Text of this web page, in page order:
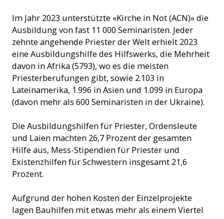
Im Jahr 2023 unterstützte «Kirche in Not (ACN)» die
Ausbildung von fast 11 000 Seminaristen. Jeder
zehnte angehende Priester der Welt erhielt 2023
eine Ausbildungshilfe des Hilfswerks, die Mehrheit
davon in Afrika (5793), wo es die meisten
Priesterberufungen gibt, sowie 2.103 in
Lateinamerika, 1.996 in Asien und 1.099 in Europa
(davon mehr als 600 Seminaristen in der Ukraine).
Die Ausbildungshilfen für Priester, Ordensleute
und Laien machten 26,7 Prozent der gesamten
Hilfe aus, Mess-Stipendien für Priester und
Existenzhilfen für Schwestern insgesamt 21,6
Prozent.
Aufgrund der hohen Kosten der Einzelprojekte
lagen Bauhilfen mit etwas mehr als einem Viertel